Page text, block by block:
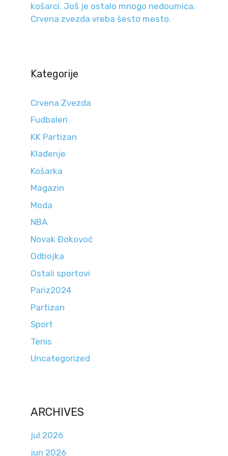
košarci. Još je ostalo mnogo nedoumica.
Crvena zvezda vreba šesto mesto.
Kategorije
Crvena Zvezda
Fudbaleri
KK Partizan
Klađenje
Košarka
Magazin
Moda
NBA
Novak Đokovoć
Odbojka
Ostali sportovi
Pariz2024
Partizan
Sport
Tenis
Uncategorized
ARCHIVES
jul 2026
jun 2026